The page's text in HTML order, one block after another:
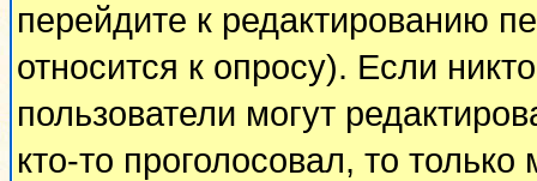
перейдите к редактированию
относится к опросу). Если
пользователи могут
кто-то проголосовал, то